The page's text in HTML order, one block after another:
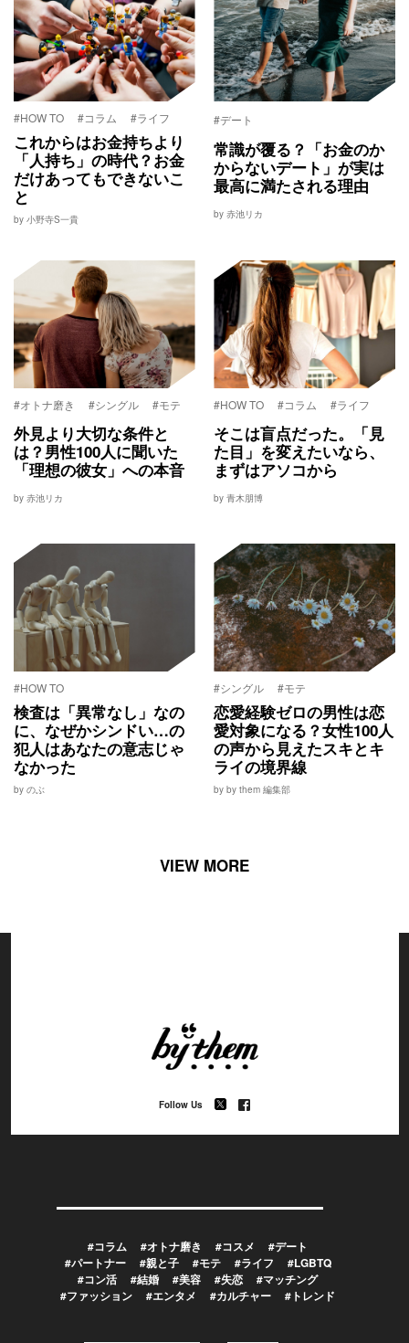
#HOW TO #コラム #ライフ
これからはお金持ちより
「人持ち」の時代？お金
だけあってもできないこ
と
by 小野寺S一貴
#デート
常識が覆る？「お金のか
からないデート」が実は
最高に満たされる理由
by 赤池リカ
#オトナ磨き #シングル #モテ
外見より大切な条件と
は？男性100人に聞いた
「理想の彼女」への本音
by 赤池リカ
#HOW TO #コラム #ライフ
そこは盲点だった。「見
た目」を変えたいなら、
まずはアソコから
by 青木朋博
#HOW TO
検査は「異常なし」なの
に、なぜかシンドい…の
犯人はあなたの意志じゃ
なかった
by のぶ
#シングル #モテ
恋愛経験ゼロの男性は恋
愛対象になる？女性100人
の声から見えたスキとキ
ライの境界線
by by them 編集部
VIEW MORE
Follow Us
#コラム #オトナ磨き #コスメ
#デート
#パートナー
#親と子 #モテ #ライフ
#LGBTQ
#コン活
#結婚 #美容 #失恋
#マッチング
#ファッション
#エンタメ #カルチャー #トレンド